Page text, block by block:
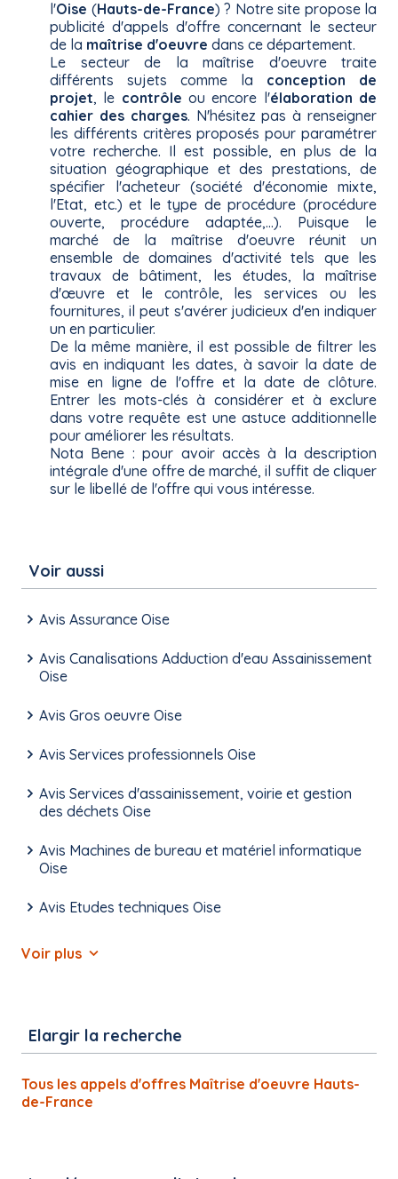
l'Oise (Hauts-de-France) ? Notre site propose la
publicité d'appels d'offre concernant le secteur
de la maîtrise d'oeuvre dans ce département.
Le secteur de la maîtrise d'oeuvre traite
différents sujets comme la conception de
projet, le contrôle ou encore l'élaboration de
cahier des charges. N'hésitez pas à renseigner
les différents critères proposés pour paramétrer
votre recherche. Il est possible, en plus de la
situation géographique et des prestations, de
spécifier l'acheteur (société d'économie mixte,
l'Etat, etc.) et le type de procédure (procédure
ouverte, procédure adaptée,...). Puisque le
marché de la maîtrise d'oeuvre réunit un
ensemble de domaines d'activité tels que les
travaux de bâtiment, les études, la maîtrise
d'œuvre et le contrôle, les services ou les
fournitures, il peut s'avérer judicieux d'en indiquer
un en particulier.
De la même manière, il est possible de filtrer les
avis en indiquant les dates, à savoir la date de
mise en ligne de l'offre et la date de clôture.
Entrer les mots-clés à considérer et à exclure
dans votre requête est une astuce additionnelle
pour améliorer les résultats.
Nota Bene : pour avoir accès à la description
intégrale d'une offre de marché, il suffit de cliquer
sur le libellé de l'offre qui vous intéresse.
Voir aussi
Avis Assurance Oise
Avis Canalisations Adduction d'eau Assainissement
Oise
Avis Gros oeuvre Oise
Avis Services professionnels Oise
Avis Services d'assainissement, voirie et gestion
des déchets Oise
Avis Machines de bureau et matériel informatique
Oise
Avis Etudes techniques Oise
Voir plus
Elargir la recherche
Tous les appels d'offres Maîtrise d'oeuvre Hauts-
de-France